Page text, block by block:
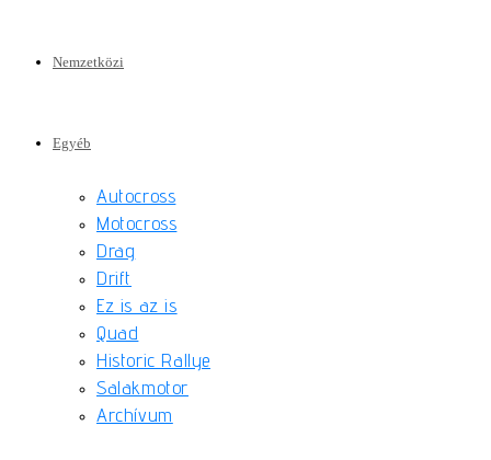
Nemzetközi
Egyéb
Autocross
Motocross
Drag
Drift
Ez is az is
Quad
Historic Rallye
Salakmotor
Archívum